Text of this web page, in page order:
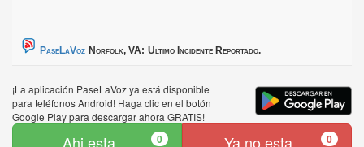
PaseLaVoz Norfolk, VA: Ultimo Incidente Reportado.
¡La aplicación PaseLaVoz ya está disponible
para teléfonos Android! Haga clic en el botón
Google Play para descargar ahora GRATIS!
Ahi esta 0 Ya no esta 0